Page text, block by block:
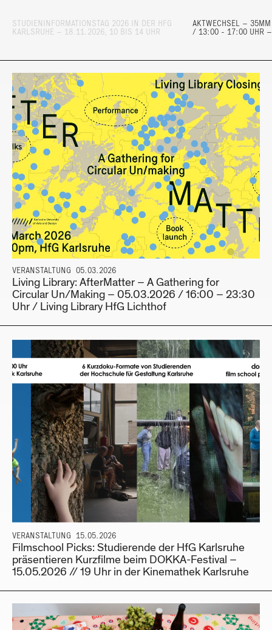
STUDIENINFORMATIONSTAG 2026 IN DER HFG
KARLSRUHE – 18.11.2026, 10 BIS 14 UHR
AKTWECHSEL –
/ 13:00 - 17:00 UHR –
VERANSTALTUNG 05.03.2026
Living Library: AfterMatter – A Gathering for
Circular Un/Making – 05.03.2026 / 16:00 – 23:30
Uhr / Living Library HfG Lichthof
VERANSTALTUNG 15.05.2026
Filmschool Picks: Studierende der HfG Karlsruhe
präsentieren Kurzfilme beim DOKKA-Festival –
15.05.2026 // 19 Uhr in der Kinemathek Karlsruhe